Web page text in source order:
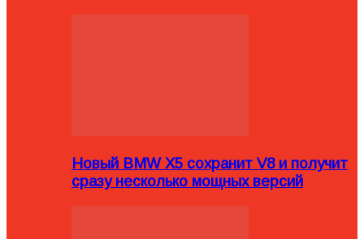
Новый BMW X5 сохранит V8 и получит
сразу несколько мощных версий